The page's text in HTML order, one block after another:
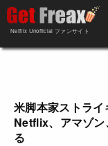
Netflix Unofficial ファンサイト
米脚本家ストラ
Netflix、アマゾン
る